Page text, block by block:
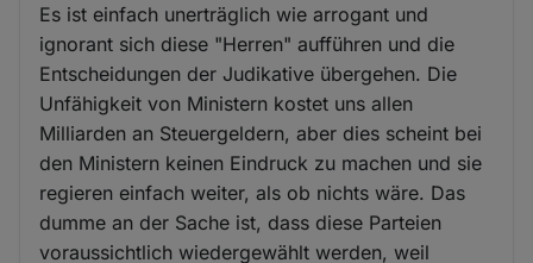
Es ist einfach unerträglich wie arrogant und
ignorant sich diese "Herren" aufführen und die
Entscheidungen der Judikative übergehen. Die
Unfähigkeit von Ministern kostet uns allen
Milliarden an Steuergeldern, aber dies scheint bei
den Ministern keinen Eindruck zu machen und sie
regieren einfach weiter, als ob nichts wäre. Das
dumme an der Sache ist, dass diese Parteien
voraussichtlich wiedergewählt werden, weil